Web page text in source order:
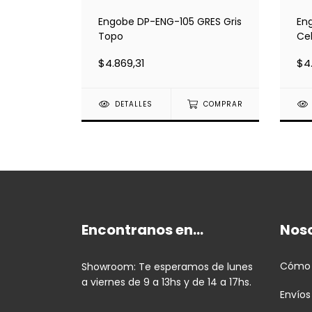
Engobe DP-ENG-105 GRES Gris
Topo
$4.869,31
DETALLES COMPRAR
Encontranos en...
Showroom: Te esperamos de lunes
a viernes de 9 a 13hs y de 14 a 17hs.
Envíos